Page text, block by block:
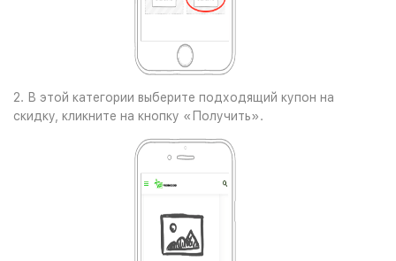
2. В этой категории выберите подходящий купон на
скидку, кликните на кнопку «Получить».